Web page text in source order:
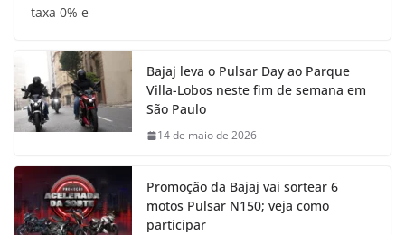
taxa 0% e
Bajaj leva o Pulsar Day ao Parque
Villa-Lobos neste fim de semana em
São Paulo
14 de maio de 2026
Promoção da Bajaj vai sortear 6
motos Pulsar N150; veja como
participar